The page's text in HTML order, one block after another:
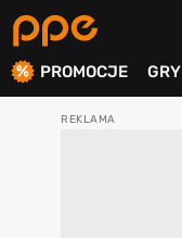
PROMOCJE GRY